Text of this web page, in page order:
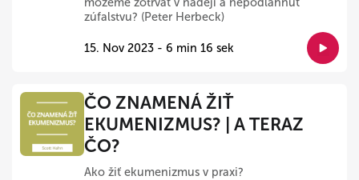
zúfalstvu? (Peter Herbeck)
15. Nov 2023 - 6 min 16 sek
ČO ZNAMENÁ ŽIŤ
EKUMENIZMUS? | A TERAZ
ČO?
Ako žiť ekumenizmus v praxi?